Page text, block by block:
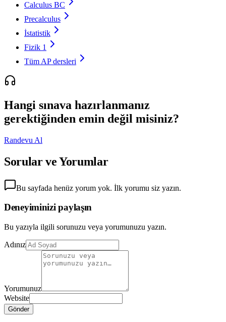
Calculus BC
Precalculus
İstatistik
Fizik 1
Tüm AP dersleri
Hangi sınava hazırlanmanız
gerektiğinden emin değil misiniz?
Randevu Al
Sorular ve Yorumlar
Bu sayfada henüz yorum yok. İlk yorumu siz yazın.
Deneyiminizi paylaşın
Bu yazıyla ilgili sorunuzu veya yorumunuzu yazın.
Adınız
Yorumunuz
Website
Gönder